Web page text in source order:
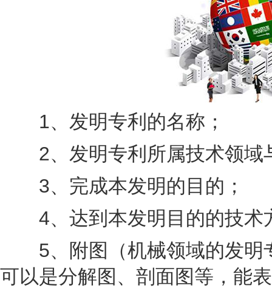
1、发明专利的名称；
2、发明专利所属技术领域
3、完成本发明的目的；
4、达到本发明目的的技术
5、附图（机械领域的发明
可以是分解图、剖面图等，能